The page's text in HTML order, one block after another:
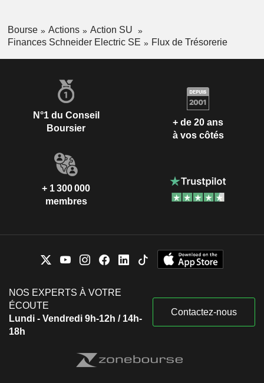
Bourse Actions
Action SU
Finances Schneider Electric SE
Flux de Trésorerie
N°1 du Conseil
Boursier
+ de 20 ans
à vos côtés
+ 1 300 000
membres
NOS EXPERTS À VOTRE
ÉCOUTE
Lundi - Vendredi 9h-12h / 14h-
18h
Contactez-nous